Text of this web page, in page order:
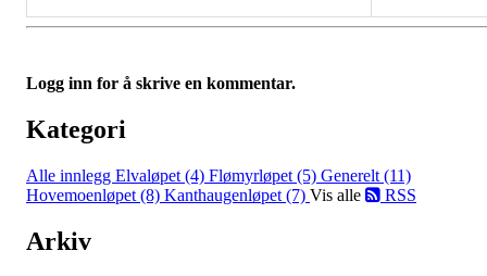
Logg inn for å skrive en kommentar.
Kategori
Alle innlegg Elvaløpet (4) Flømyrløpet (5) Generelt (11)
Hovemoenløpet (8) Kanthaugenløpet (7) Vis alle RSS
Arkiv